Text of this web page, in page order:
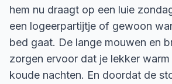
hem nu draagt op een luie
een logeerpartijtje of gewoon
bed gaat. De lange mouwen en
zorgen ervoor dat je lekker
koude nachten. En doordat de